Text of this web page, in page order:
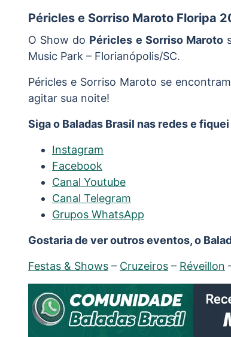
Péricles e Sorriso Maroto Floripa
O Show do Péricles e Sorriso Maroto
Music Park – Florianópolis/SC.
Péricles e Sorriso Maroto se
agitar sua noite!
Siga o Baladas Brasil nas redes e
Instagram
Facebook
Canal Youtube
Canal Telegram
Grupos WhatsApp
Gostaria de ver outros eventos, o
Festas & Shows – Cruzeiros – Réveillon